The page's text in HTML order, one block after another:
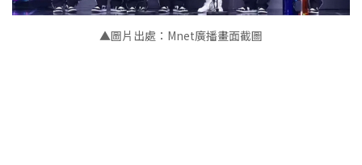
▲圖片出處：Mnet廣播畫面截圖